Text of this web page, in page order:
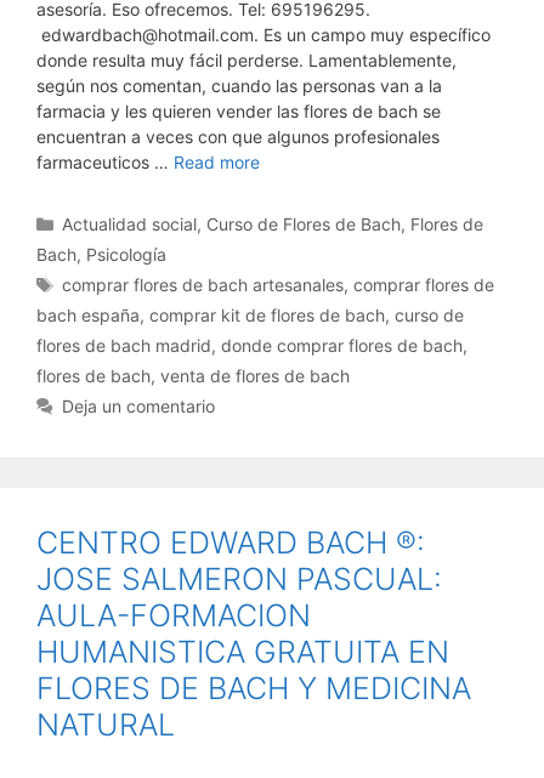
asesoría. Eso ofrecemos. Tel: 695196295.
edwardbach@hotmail.com. Es un campo muy específico
donde resulta muy fácil perderse. Lamentablemente,
según nos comentan, cuando las personas van a la
farmacia y les quieren vender las flores de bach se
encuentran a veces con que algunos profesionales
farmaceuticos … Read more
Categorías
Actualidad social, Curso de Flores de Bach, Flores de
Bach, Psicología
Etiquetas
comprar flores de bach artesanales,comprar flores de
bach españa, comprar kit de flores de bach, curso de
flores de bach madrid, donde comprar flores de bach,
flores de bach, venta de flores de bach
Deja un comentario
CENTRO EDWARD BACH ®:
JOSE SALMERON PASCUAL:
AULA-FORMACION
HUMANISTICA GRATUITA EN
FLORES DE BACH Y MEDICINA
NATURAL